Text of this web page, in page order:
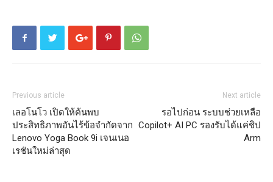
Previous article
เลอโนโว เปิดให้ค้นพบ
ประสิทธิภาพอันไร้ข้อจำกัดจาก
Lenovo Yoga Book 9i เจนเนอ
เรชันใหม่ล่าสุด
Next article
รอไปก่อน ระบบช่วยเหลือ
Copilot+ AI PC รองรับได้แค่ชิป
Arm